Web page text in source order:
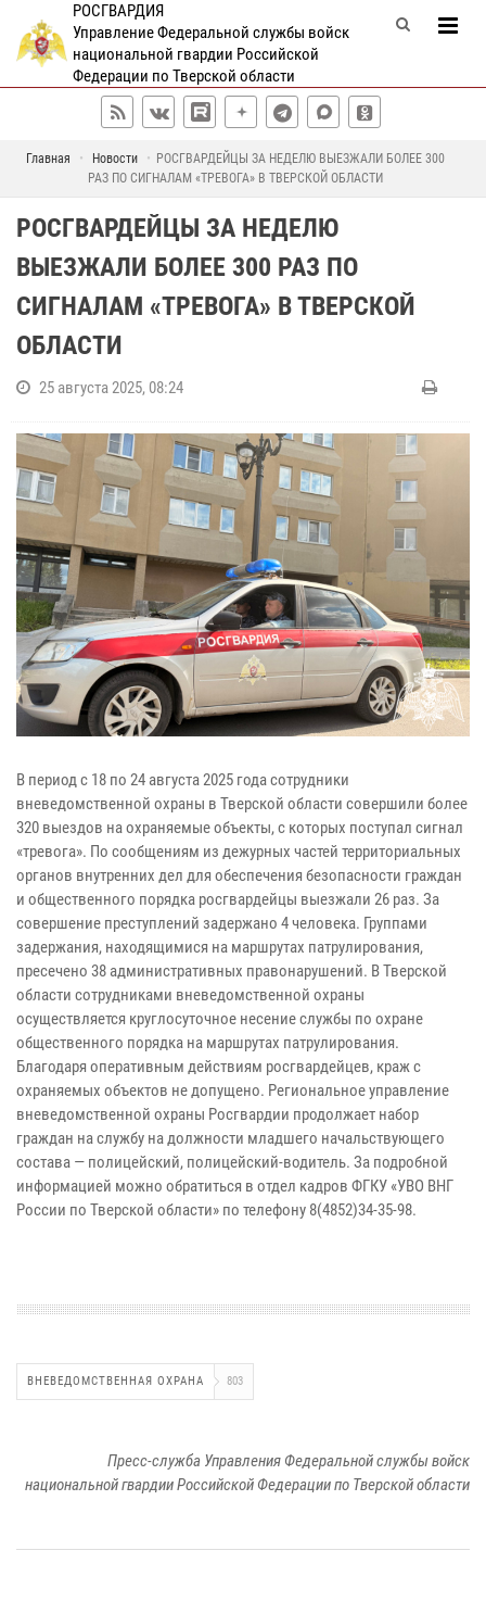
РОСГВАРДИЯ
Управление Федеральной службы войск
национальной гвардии Российской
Федерации по Тверской области
Главная Новости
РОСГВАРДЕЙЦЫ ЗА НЕДЕЛЮ ВЫЕЗЖАЛИ БОЛЕЕ 300
РАЗ ПО СИГНАЛАМ «ТРЕВОГА» В ТВЕРСКОЙ ОБЛАСТИ
РОСГВАРДЕЙЦЫ ЗА НЕДЕЛЮ
ВЫЕЗЖАЛИ БОЛЕЕ 300 РАЗ ПО
СИГНАЛАМ «ТРЕВОГА» В ТВЕРСКОЙ
ОБЛАСТИ
25 августа 2025, 08:24
В период с 18 по 24 августа 2025 года сотрудники
вневедомственной охраны в Тверской области совершили более
320 выездов на охраняемые объекты, с которых поступал сигнал
«тревога». По сообщениям из дежурных частей территориальных
органов внутренних дел для обеспечения безопасности граждан
и общественного порядка росгвардейцы выезжали 26 раз. За
совершение преступлений задержано 4 человека. Группами
задержания, находящимися на маршрутах патрулирования,
пресечено 38 административных правонарушений. В Тверской
области сотрудниками вневедомственной охраны
осуществляется круглосуточное несение службы по охране
общественного порядка на маршрутах патрулирования.
Благодаря оперативным действиям росгвардейцев, краж c
охраняемых объектов не допущено. Региональное управление
вневедомственной охраны Росгвардии продолжает набор
граждан на службу на должности младшего начальствующего
состава — полицейский, полицейский-водитель. За подробной
информацией можно обратиться в отдел кадров ФГКУ «УВО ВНГ
России по Тверской области» по телефону 8(4852)34-35-98.
ВНЕВЕДОМСТВЕННАЯ ОХРАНА 803
Пресс-служба Управления Федеральной службы войск
национальной гвардии Российской Федерации по Тверской области